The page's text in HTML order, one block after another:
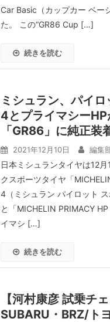
Car Basic（カップカー ベー
た。 この“GR86 Cup […]
続きを読む
ミシュラン、パイ
4とプライマシーHP
「GR86」に純正装
2021年12月10日 編集
日本ミシュランタイヤは12
クスポーツタイヤ「
4（ミシュラン パイロット ス
と「MICHELIN PRIMACY
イマシ […]
続きを読む
【河村康彦 試乗チェ
SUBARU・BRZ/ト